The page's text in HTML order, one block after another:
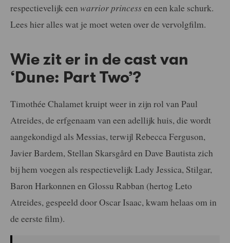
respectievelijk een warrior princessen een kale schurk.
Lees hier alles wat je moet weten over de vervolgfilm.
Wie zit er in de cast van
‘Dune: Part Two’?
Timothée Chalamet kruipt weer in zijn rol van Paul
Atreides, de erfgenaam van een adellijk huis, die wordt
aangekondigd als Messias, terwijl Rebecca Ferguson,
Javier Bardem, Stellan Skarsgård en Dave Bautista zich
bij hem voegen als respectievelijk Lady Jessica, Stilgar,
Baron Harkonnen en Glossu Rabban (hertog Leto
Atreides, gespeeld door Oscar Isaac, kwam helaas om in
de eerste film).